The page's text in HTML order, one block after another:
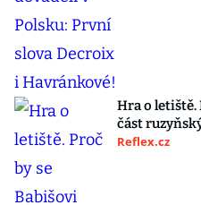
Hra o letiště.
část
Reflex.cz